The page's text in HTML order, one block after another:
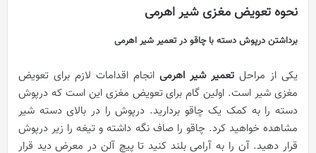
نحوه تعویض مغزی شیر اهرمی
برداشتن درپوش دسته با چاقو در تعمیر شیر اهرمی
یکی از مراحل تعمیر شیر اهرمی انجام اقدامات لازم برای تعویض
مغزی شیر است. اولین گام برای تعویض مغزی این است که درپوش
دسته را به کمک یک چاقو بردارید. درپوش را در بالای دسته شیر
مشاهده خواهید کرد. چاقو را صاف نگه داشته و تیغه را زیر درپوش
قرار دهید. آن را به آرامی بلند کنید تا پیچ آلن در معرض دید قرار